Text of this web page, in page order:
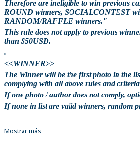
Therefore are ineligible to win previous
ROUND winners, SOCIALCONTEST
RANDOM/RAFFLE winners."
This rule does not apply to previous
than $50USD.
.
<<WINNER>>
The Winner will be the first photo in the
complying with all above rules and
If one photo / author does not comply,
If none in list are valid winners, random
Mostrar más